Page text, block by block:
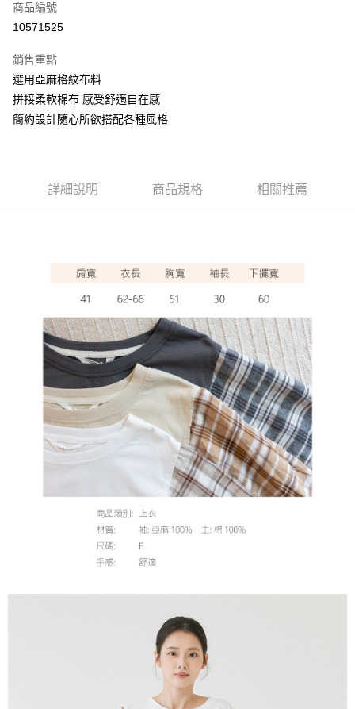
超商取貨付款
Apple Pay
悠遊付
全家取貨付款
每筆NT$60，滿NT$1,000(含以上)免運費
每筆NT$80，滿NT$1,000(含以上)免運費
商品編號
10571525
銷售重點
選用亞麻格紋布料
拼接柔軟棉布 感受舒適自在感
簡約設計隨心所欲搭配各種風格
詳細說明 商品規格 相關推薦